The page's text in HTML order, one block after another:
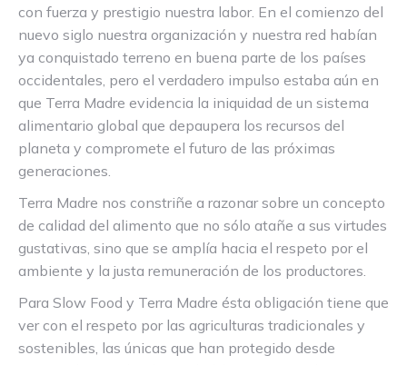
con fuerza y prestigio nuestra labor. En el comienzo del
nuevo siglo nuestra organización y nuestra red habían
ya conquistado terreno en buena parte de los países
occidentales, pero el verdadero impulso estaba aún en
que Terra Madre evidencia la iniquidad de un sistema
alimentario global que depaupera los recursos del
planeta y compromete el futuro de las próximas
generaciones.
Terra Madre nos constriñe a razonar sobre un concepto
de calidad del alimento que no sólo atañe a sus virtudes
gustativas, sino que se amplía hacia el respeto por el
ambiente y la justa remuneración de los productores.
Para Slow Food y Terra Madre ésta obligación tiene que
ver con el respeto por las agriculturas tradicionales y
sostenibles, las únicas que han protegido desde